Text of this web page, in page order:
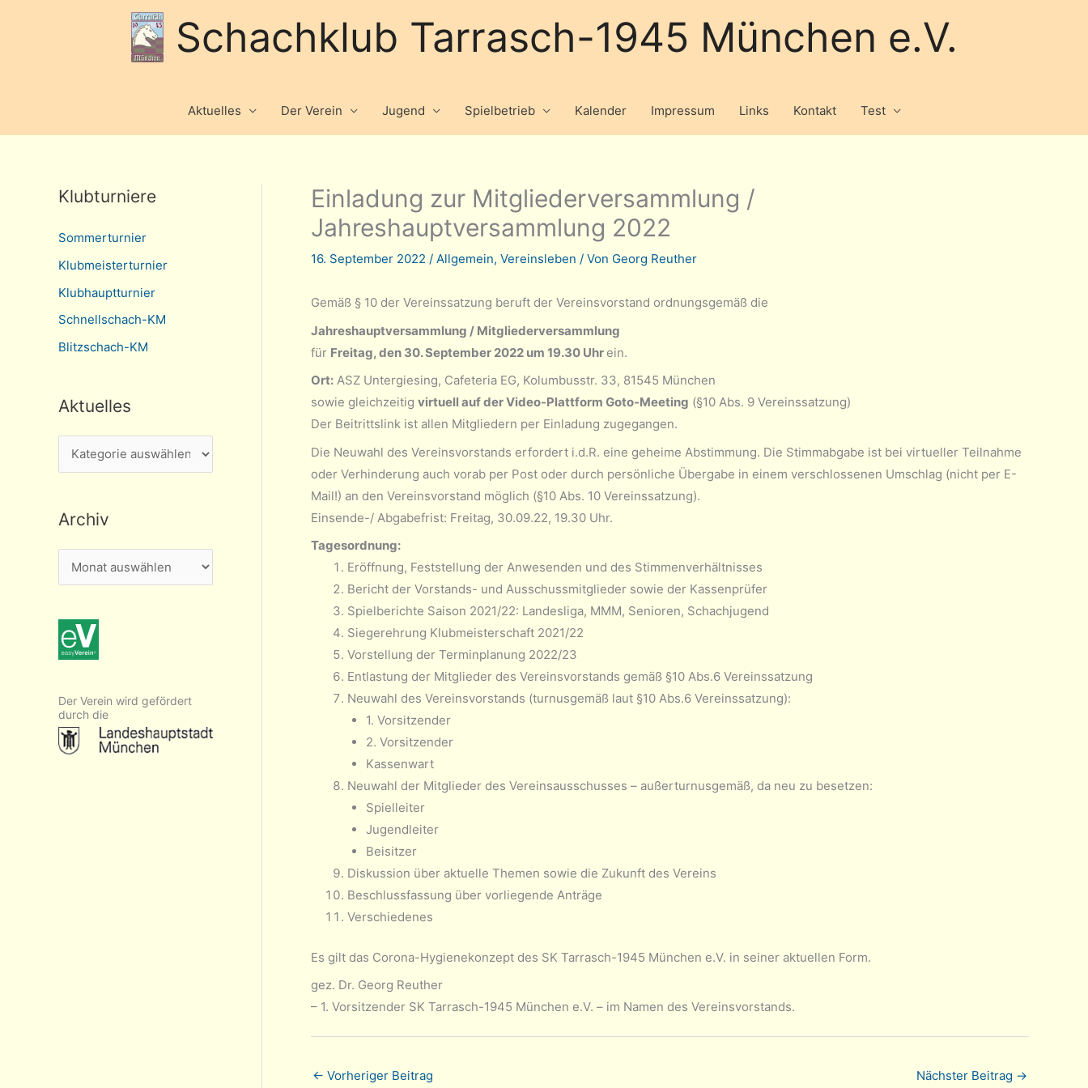
Schachklub Tarrasch-1945 München e.V.
Aktuelles Der Verein Jugend Spielbetrieb Kalender Impressum Links Kontakt Test
Klubturniere
Sommerturnier
Klubmeisterturnier
Klubhauptturnier
Schnellschach-KM
Blitzschach-KM
Aktuelles
k
u
e
s
Archiv
r
h
i
Der Verein wird gefördert
durch die
Einladung zur Mitgliederversammlung /
Jahreshauptversammlung 2022
16. September 2022 / Allgemein, Vereinsleben / Von Georg Reuther
Gemäß § 10 der Vereinssatzung beruft der Vereinsvorstand ordnungsgemäß die
Jahreshauptversammlung / Mitgliederversammlung
für Freitag, den 30. September 2022 um 19.30 Uhr ein.
Ort: ASZ Untergiesing, Cafeteria EG, Kolumbusstr. 33, 81545 München
sowie gleichzeitig virtuell auf der Video-Plattform Goto-Meeting (§10 Abs. 9 Vereinssatzung)
Der Beitrittslink ist allen Mitgliedern per Einladung zugegangen.
Die Neuwahl des Vereinsvorstands erfordert i.d.R. eine geheime Abstimmung. Die Stimmabgabe ist bei virtueller Teilnahme
oder Verhinderung auch vorab per Post oder durch persönliche Übergabe in einem verschlossenen Umschlag (nicht per E-
Mail!) an den Vereinsvorstand möglich (§10 Abs. 10 Vereinssatzung).
Einsende-/ Abgabefrist: Freitag, 30.09.22, 19.30 Uhr.
Tagesordnung:
Eröffnung, Feststellung der Anwesenden und des Stimmenverhältnisses
Bericht der Vorstands- und Ausschussmitglieder sowie der Kassenprüfer
Spielberichte Saison 2021/22: Landesliga, MMM, Senioren, Schachjugend
Siegerehrung Klubmeisterschaft 2021/22
Vorstellung der Terminplanung 2022/23
Entlastung der Mitglieder des Vereinsvorstands gemäß §10 Abs.6 Vereinssatzung
Neuwahl des Vereinsvorstands (turnusgemäß laut §10 Abs.6 Vereinssatzung):
1. Vorsitzender
2. Vorsitzender
Kassenwart
Neuwahl der Mitglieder des Vereinsausschusses – außerturnusgemäß, da neu zu besetzen:
Spielleiter
Jugendleiter
Beisitzer
Diskussion über aktuelle Themen sowie die Zukunft des Vereins
Beschlussfassung über vorliegende Anträge
Verschiedenes
Es gilt das Corona-Hygienekonzept des SK Tarrasch-1945 München e.V. in seiner aktuellen Form.
gez. Dr. Georg Reuther
– 1. Vorsitzender SK Tarrasch-1945 München e.V. – im Namen des Vereinsvorstands.
← Vorheriger Beitrag Nächster Beitrag →